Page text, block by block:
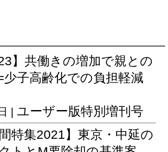
】共働きの増加で親との
少子高齢化での負担軽減
| ユーザー版特別増刊号
特集2021】東京・中延の